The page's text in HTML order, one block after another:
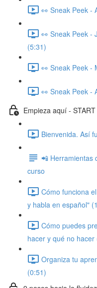
👀 Sneak Peek -
👀 Sneak Peek -
(5:31)
👀 Sneak Peek -
👀 Sneak Peek -
Empieza aquí -
Bienvenida. Así
📲 Herramientas
curso
Cómo funciona
y habla en español"
Cómo puedes
hacer y qué no hacer
Organiza tu
(0:51)